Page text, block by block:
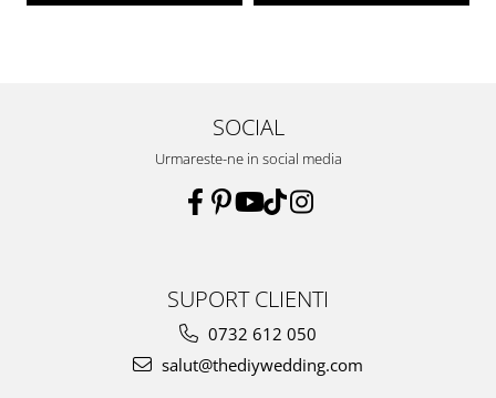
SOCIAL
Urmareste-ne in social media
SUPORT CLIENTI
0732 612 050
salut@thediywedding.com